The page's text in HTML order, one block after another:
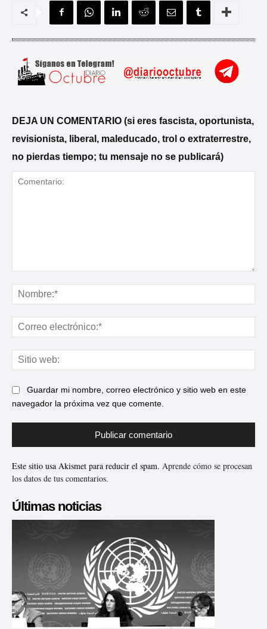
DEJA UN COMENTARIO (si eres fascista, oportunista,
revisionista, liberal, maleducado, trol o extraterrestre,
no pierdas tiempo; tu mensaje no se publicará)
Guardar mi nombre, correo electrónico y sitio web en este
navegador la próxima vez que comente.
Este sitio usa Akismet para reducir el spam. Aprende cómo se procesan
los datos de tus comentarios.
Últimas noticias